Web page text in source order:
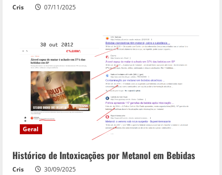
Cris 07/11/2025
Geral
Histórico de Intoxicações por Metanol em Bebidas
Cris 30/09/2025